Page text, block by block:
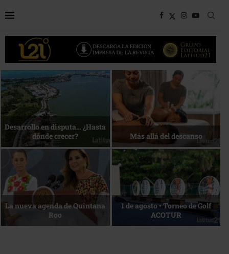
Bottega, un viaje servido a la
mesa
Energía que Impulsa la
competitividad
Reconocimiento de viajeros La esencia del servicio